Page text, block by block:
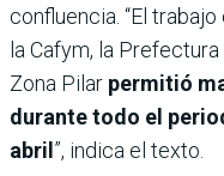
confluencia. “El
la Cafym, la
Zona Pilar permitió
durante todo el
abril ”, indica el texto.